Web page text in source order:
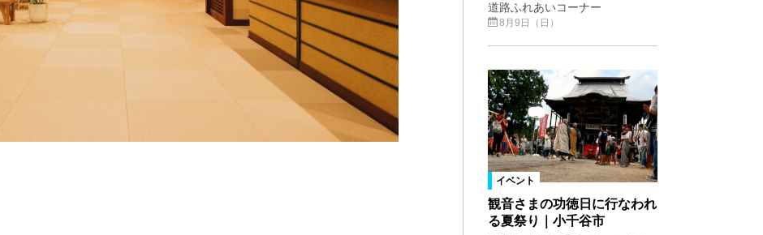
道路ふれあいコーナー
8月9日（日）
イベント
観音さまの功徳日に行なわれ
る夏祭り｜小千谷市